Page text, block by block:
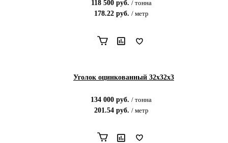
118 500руб. / тонна
178.22руб. / метр
Уголок оцинкованный 32х32х3
134 000 руб. / тонна
201.54руб. / метр